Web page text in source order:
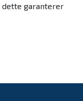
dette garanterer